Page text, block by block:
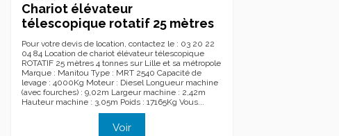
Chariot élévateur
télescopique rotatif 25 mètres
Pour votre devis de location, contactez le : 03 20 22
04 84 Location de chariot élévateur télescopique
ROTATIF 25 mètres 4 tonnes sur Lille et sa métropole
Marque : Manitou Type : MRT 2540 Capacité de
levage : 4000Kg Moteur : Diesel Longueur machine
(avec fourches) : 9,02m Largeur machine : 2,42m
Hauteur machine : 3,05m Poids : 17165Kg Vous...
Voir